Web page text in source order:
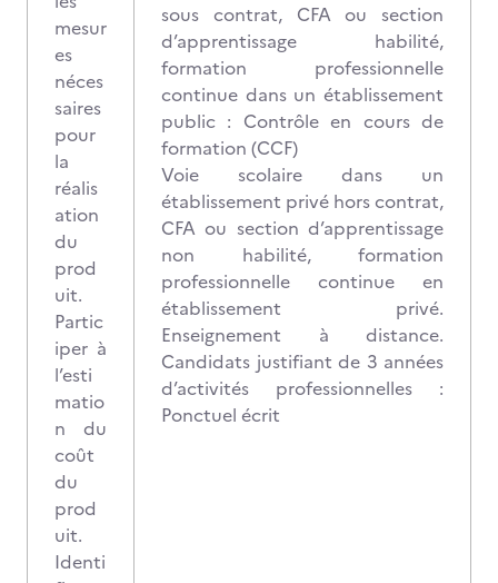
mesur
es
néces
saires
pour
la
réalis
ation
du
prod
uit.
Partic
iper à
l’esti
matio
n du
coût
du
prod
uit.
Identi
sous contrat, CFA ou section
d’apprentissage habilité,
formation professionnelle
continue dans un établissement
public : Contrôle en cours de
formation (CCF)
Voie scolaire dans un
établissement privé hors contrat,
CFA ou section d’apprentissage
non habilité, formation
professionnelle continue en
établissement privé.
Enseignement à distance.
Candidats justifiant de 3 années
d’activités professionnelles :
Ponctuel écrit